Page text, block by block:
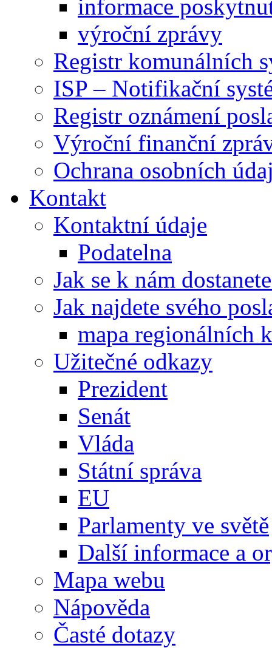
informace
výroční zprávy
Registr komunálních
ISP – Notifikační
Registr oznámení
Výroční finanční
Ochrana osobních
Kontakt
Kontaktní údaje
Podatelna
Jak se k nám
Jak najdete svého
mapa regionálních
Užitečné odkazy
Prezident
Senát
Vláda
Státní správa
EU
Parlamenty ve světě
Další informace a
Mapa webu
Nápověda
Časté dotazy